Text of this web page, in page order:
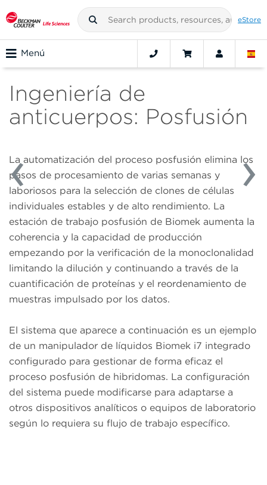
eStore
Menú
Ingeniería de
anticuerpos: Posfusión
La automatización del proceso posfusión elimina los
pasos de procesamiento de varias semanas y
laboriosos para la selección de clones de células
individuales estables y de alto rendimiento. La
estación de trabajo posfusión de Biomek aumenta la
coherencia y la capacidad de producción
empezando por la verificación de la monoclonalidad
limitando la dilución y continuando a través de la
cuantificación de proteínas y el reordenamiento de
muestras impulsado por los datos.
El sistema que aparece a continuación es un ejemplo
de un manipulador de líquidos Biomek i7 integrado
configurado para gestionar de forma eficaz el
proceso posfusión de hibridomas. La configuración
del sistema puede modificarse para adaptarse a
otros dispositivos analíticos o equipos de laboratorio
según lo requiera su flujo de trabajo específico.